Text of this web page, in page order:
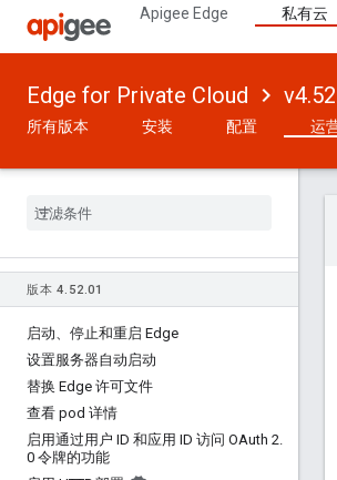
Apigee Edge 私有云
Edge for Private Cloud
所有版本 安装 配置 运
版本 4. 52.01
启动、停止和重启 Edge
设置服务器自动启动
替换 Edge 许可文件
查看 pod 详情
启用通过用户 ID 和应用 ID 访问 OAuth 2.
0 令牌的功能